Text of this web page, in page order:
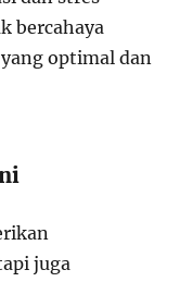
bercahaya
optimal dan
juga